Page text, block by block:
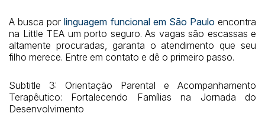
A busca porlinguagem funcional em São Paulo encontra
na Little TEA um porto seguro. As vagas são escassas e
altamente procuradas, garanta o atendimento que seu
filho merece. Entre em contato e dê o primeiro passo.
Subtitle 3: Orientação Parental e Acompanhamento
Terapêutico: Fortalecendo Famílias na Jornada do
Desenvolvimento